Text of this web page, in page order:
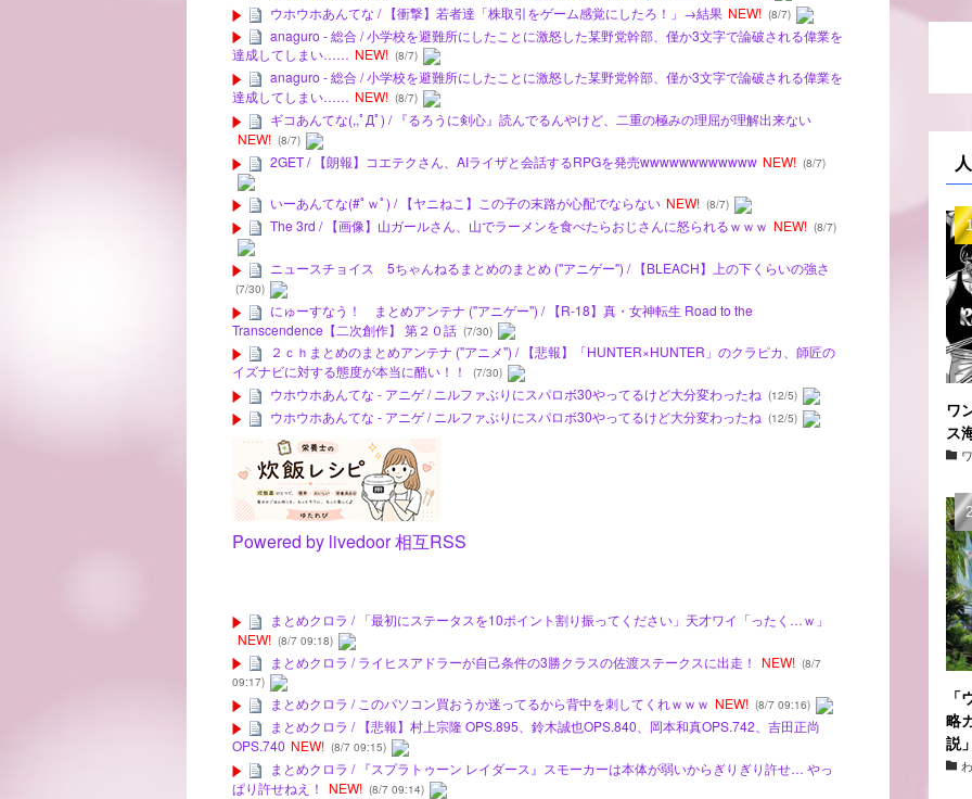
ウホウホあんてな / 【衝撃】若者達「株取引をゲーム感覚にしたろ！」→結果 NEW! (8/7)
anaguro - 総合 / 小学校を避難所にしたことに激怒した某野党幹部、僅か3文字で論破される偉業を
達成してしまい…… NEW! (8/7)
anaguro - 総合 / 小学校を避難所にしたことに激怒した某野党幹部、僅か3文字で論破される偉業を
達成してしまい…… NEW! (8/7)
ギコあんてな(,,ﾟДﾟ) / 『るろうに剣心』読んでるんやけど、二重の極みの理屈が理解出来ない
NEW! (8/7)
2GET / 【朗報】コエテクさん、AIライザと会話するRPGを発売wwwwwwwwwwww NEW! (8/7)
いーあんてな(#ﾟｗﾟ) / 【ヤニねこ】この子の末路が心配でならない NEW! (8/7)
The 3rd / 【画像】山ガールさん、山でラーメンを食べたらおじさんに怒られるｗｗｗ NEW! (8/7)
ニュースチョイス 5ちゃんねるまとめのまとめ ("アニゲー") / 【BLEACH】上の下くらいの強さ
(7/30)
にゅーすなう！ まとめアンテナ ("アニゲー") / 【R-18】真・女神転生 Road to the
Transcendence【二次創作】 第２０話 (7/30)
２ｃｈまとめのまとめアンテナ ("アニメ") / 【悲報】「HUNTER×HUNTER」のクラピカ、師匠の
イズナビに対する態度が本当に酷い！！
(7/30)
ウホウホあんてな - アニゲ / ニルファぶりにスパロボ30やってるけど大分変わったね (12/5)
ウホウホあんてな - アニゲ / ニルファぶりにスパロボ30やってるけど大分変わったね (12/5)
Powered by livedoor 相互RSS
まとめクロラ / 「最初にステータスを10ポイント割り振ってください」天才ワイ「ったく…ｗ」
NEW! (8/7 09:18)
まとめクロラ / ライヒスアドラーが自己条件の3勝クラスの佐渡ステークスに出走！ NEW! (8/7
09:17)
まとめクロラ / このパソコン買おうか迷ってるから背中を刺してくれｗｗｗ NEW! (8/7 09:16)
まとめクロラ / 【悲報】村上宗隆 OPS.895、鈴木誠也OPS.840、岡本和真OPS.742、吉田正尚
OPS.740 NEW! (8/7 09:15)
まとめクロラ / 『スプラトゥーン レイダース』スモーカーは本体が弱いからぎりぎり許せ… やっ
ぱり許せねえ！
NEW! (8/7 09:14)
ワ
ス
略
説